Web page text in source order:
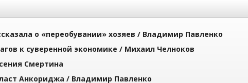
о «переобувании» хозяев / Владимир Павленко
к суверенной экономике / Михаил Челноков
Смертина
Анкориджа / Владимир Павленко